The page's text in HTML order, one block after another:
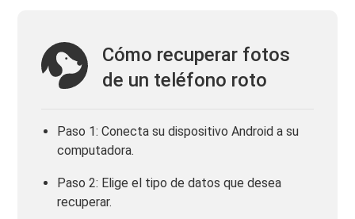
Cómo recuperar fotos
de un teléfono roto
Paso 1: Conecta su dispositivo Android a su
computadora.
Paso 2: Elige el tipo de datos que desea
recuperar.